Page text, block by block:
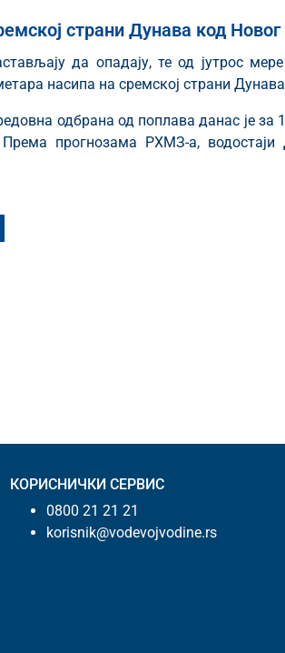
страни Дунава код
да опадају, те од јутрос
насипа на сремској страни
одбрана од поплава данас је
прогнозама РХМЗ-а,
КОРИСНИЧКИ СЕРВИС
0800 21 21 21
korisnik@vodevojvodine.rs